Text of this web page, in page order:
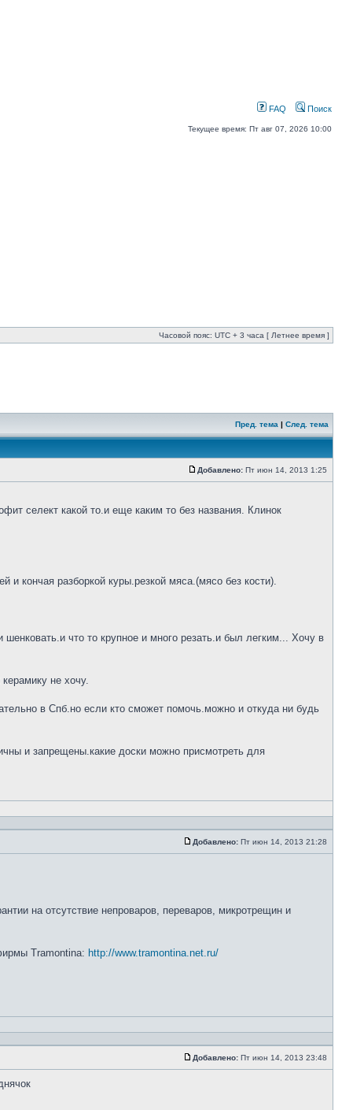
FAQ Поиск
Текущее время: Пт авг 07, 2026 10:00
Часовой пояс: UTC + 3 часа [ Летнее время ]
Пред. тема | След. тема
Добавлено: Пт июн 14, 2013 1:25
селект какой то.и еще каким то без названия. Клинок
кончая разборкой куры.резкой мяса.(мясо без кости).
что то крупное и много резать.и был легким... Хочу в
не хочу.
в Спб.но если кто сможет помочь.можно и откуда ни будь
и запрещены.какие доски можно присмотреть для
Добавлено: Пт июн 14, 2013 21:28
на отсутствие непроваров, переваров, микротрещин и
Tramontina: http://www.tramontina.net.ru/
Добавлено: Пт июн 14, 2013 23:48